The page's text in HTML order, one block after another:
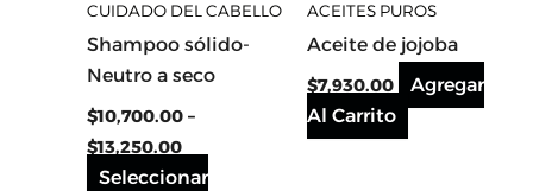
CUIDADO DEL CABELLO
Shampoo sólido-
Neutro a seco
$10,700.00 –
$13,250.00
Seleccionar
se
pueden
elegir
en
página
ACEITES PUROS
Aceite de jojoba
$7,930.00
Agregar
Al Carrito